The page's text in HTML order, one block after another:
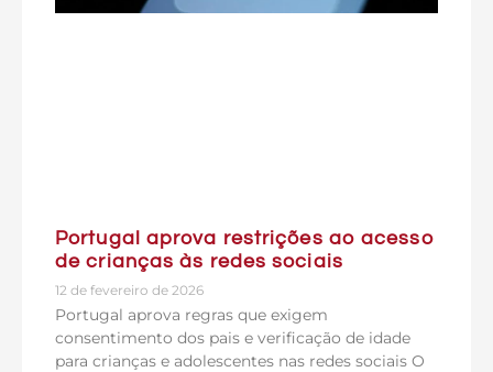
Portugal aprova restrições ao acesso
de crianças às redes sociais
12 de fevereiro de 2026
Portugal aprova regras que exigem
consentimento dos pais e verificação de idade
para crianças e adolescentes nas redes sociais O